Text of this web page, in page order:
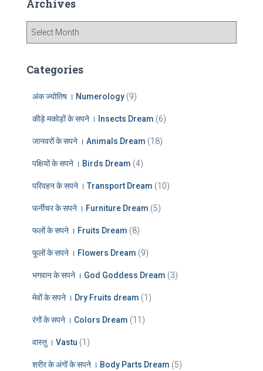
h
f
r
Archives
h
Categories
अंक ज्योतिष । Numerology (9)
कीड़े मकोड़ों के सपने । Insects Dream (6)
जानवरों के सपने । Animals Dream (18)
पक्षियों के सपने । Birds Dream (4)
परिवहन के सपने । Transport Dream (10)
फर्नीचर के सपने । Furniture Dream (5)
फलों के सपने । Fruits Dream (8)
फूलों के सपने । Flowers Dream (9)
भगवान के सपने । God Goddess Dream (3)
मेवों के सपने । Dry Fruits dream (1)
रंगों के सपने । Colors Dream (11)
वास्तु । Vastu (1)
शरीर के अंगों के सपने । Body Parts Dream (5)